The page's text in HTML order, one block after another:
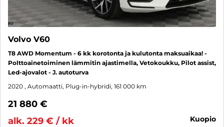
Volvo V60
T8 AWD Momentum - 6 kk korotonta ja kulutonta maksuaikaa! -
Polttoainetoiminen lämmitin ajastimella, Vetokoukku, Pilot assist,
Led-ajovalot - J. autoturva
2020 , Automaatti, Plug-in-hybridi, 161 000 km
21 880 €
alk. 229 € / kk
kuopio